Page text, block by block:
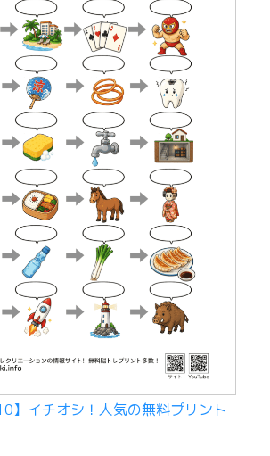
】イチオシ！人気の無料プリント